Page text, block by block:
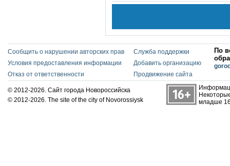
Сообщить о нарушении авторских прав
Условия предоставления информации
Отказ от ответственности
Служба поддержки
Добавить организацию
Продвижение сайта
По
© 2012-2026. Сайт города Новороссийска
© 2012-2026. The site of the city of Novorossiysk
младше